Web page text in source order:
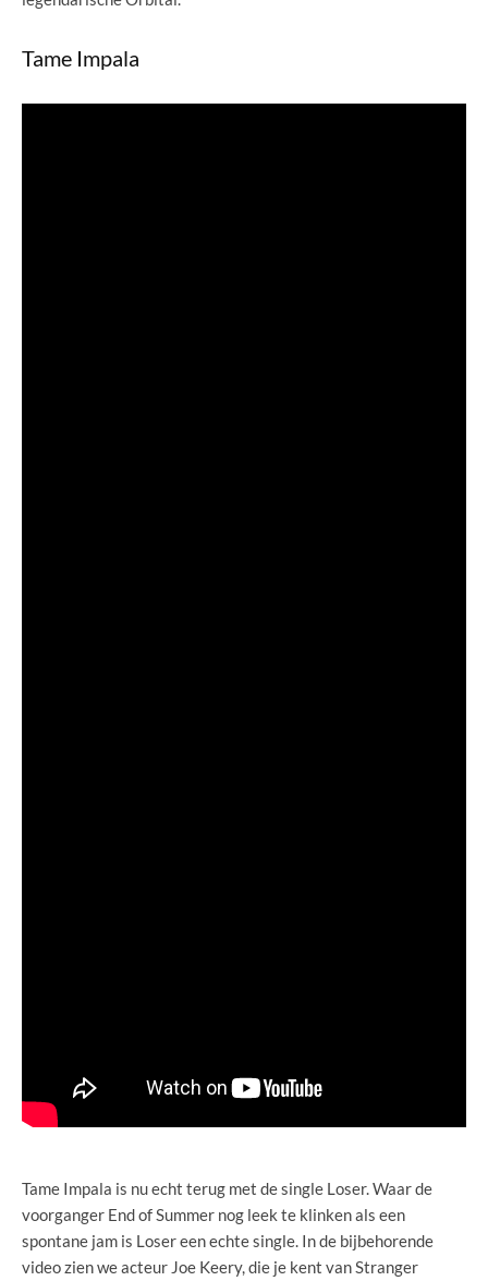
Tame Impala
Tame Impala is nu echt terug met de single Loser. Waar de
voorganger End of Summer nog leek te klinken als een
spontane jam is Loser een echte single. In de bijbehorende
video zien we acteur Joe Keery, die je kent van Stranger